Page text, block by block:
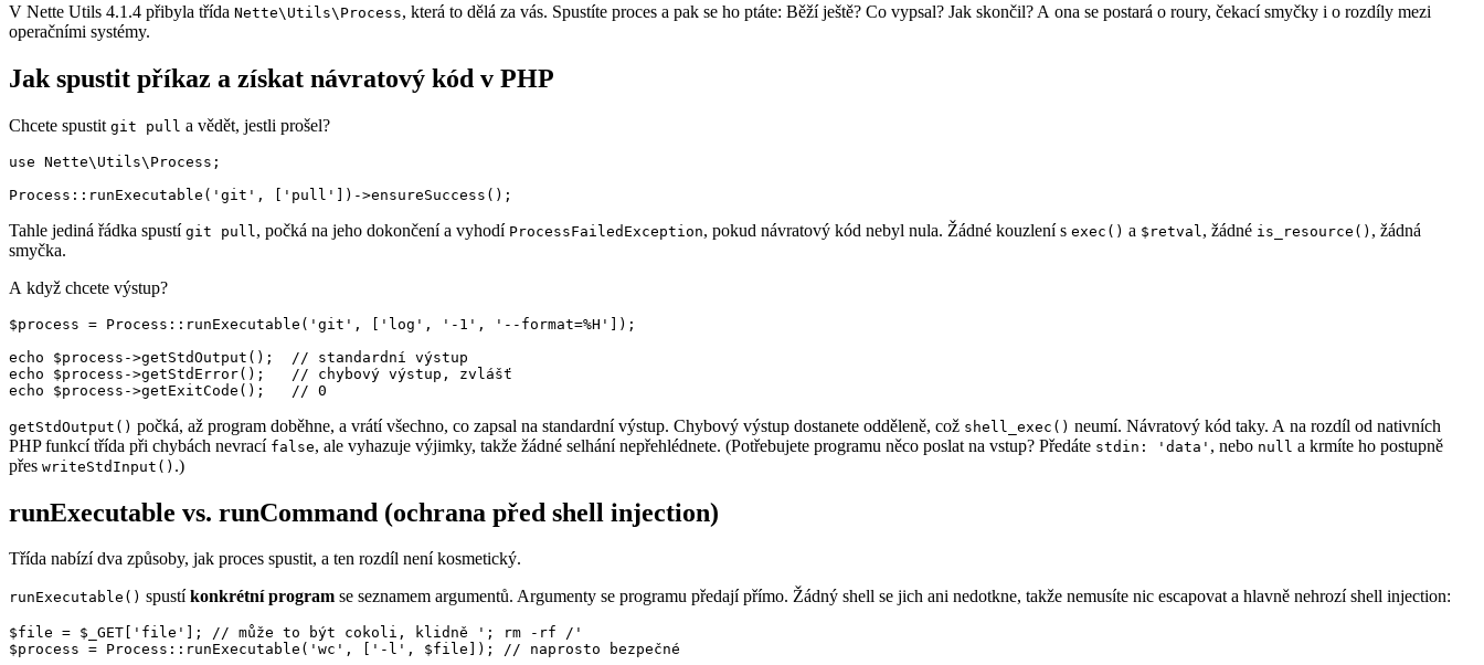
V Nette Utils 4.1.4 přibyla třída Nette\Utils\Process, která to dělá za vás. Spustíte proces a pak se ho ptáte: Běží ještě? Co vypsal? Jak skončil? A ona se postará o roury, čekací smyčky i o rozdíly mezi
operačními systémy.
Jak spustit příkaz a získat návratový kód v PHP
Chcete spustit git pull a vědět, jestli prošel?
use Nette\Utils\Process;
Tahle jediná řádka spustí git pull , počká na jeho dokončení a vyhodí ProcessFailedException, pokud návratový kód nebyl nula. Žádné kouzlení s exec() a $retval , žádné is_resource() , žádná
smyčka.
A když chcete výstup?
$process = Process::runExecutable('git', ['log', '-1', '--format=%H']);
echo $process->getStdOutput();  // standardní výstup
echo $process->getStdError();   // chybový výstup, zvlášť
getStdOutput() počká, až program doběhne, a vrátí všechno, co zapsal na standardní výstup. Chybový výstup dostanete odděleně, což shell_exec() neumí. Návratový kód taky. A na rozdíl od nativních
PHP funkcí třída při chybách nevrací false, ale vyhazuje výjimky, takže žádné selhání nepřehlédnete. (Potřebujete programu něco poslat na vstup? Předáte stdin: 'data' , nebo null a krmíte ho postupně
přes writeStdInput() .)
runExecutable vs. runCommand (ochrana před shell injection)
Třída nabízí dva způsoby, jak proces spustit, a ten rozdíl není kosmetický.
runExecutable() spustíkonkrétní program se seznamem argumentů. Argumenty se programu předají přímo. Žádný shell se jich ani nedotkne, takže nemusíte nic escapovat a hlavně nehrozí shell injection:
$file = $_GET['file']; // může to být cokoli, klidně '; rm -rf /'